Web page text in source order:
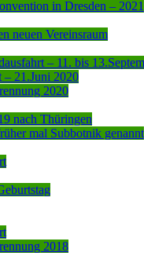
in Dresden – 2021
neuen Vereinsraum
– 11. bis
– 21.Juni 2020
2020
nach Thüringen
mal Subbotnik genannt
2018